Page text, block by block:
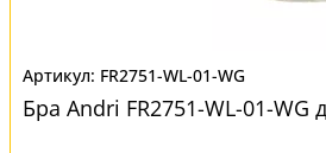
FR2751-WL-01-WG
Бра Andri FR2751-WL-01-WG